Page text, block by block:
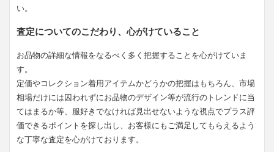
い。
査定についてのこだわり、心がけていること
お品物の詳細な情報をなるべく多く把握することを心がけていま
す。
定価やコレクション着用アイテムかどうかの把握はもちろん、市場
相場だけには囚われずにお品物のデザイン等が流行のトレンドに当
てはまるか等、服好きでなければ見出せないような視点でプラス評
価できるポイントを探し出し、お客様にもご満足してもらえるよう
な丁寧な査定を心がけております。